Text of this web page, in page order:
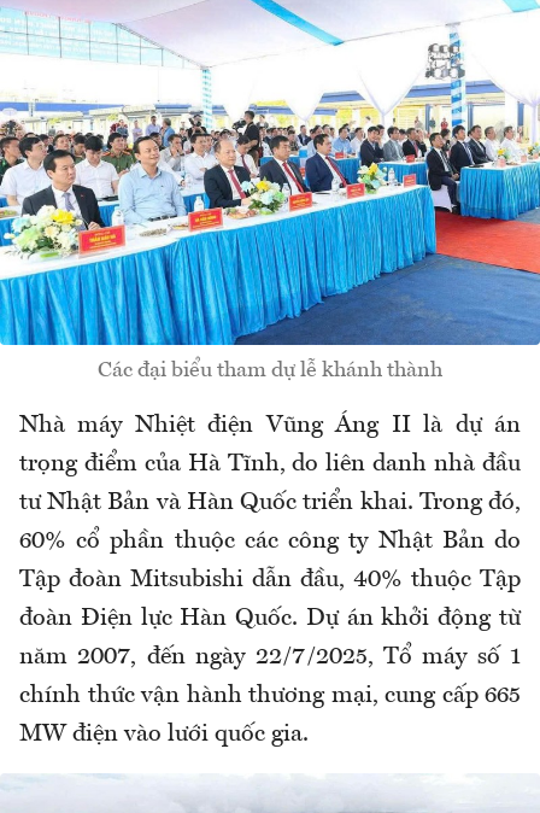
Các đại biểu tham dự lễ khánh thành
Nhà máy Nhiệt điện Vũng Áng II là dự án
trọng điểm của Hà Tĩnh, do liên danh nhà đầu
tư Nhật Bản và Hàn Quốc triển khai. Trong đó,
60% cổ phần thuộc các công ty Nhật Bản do
Tập đoàn Mitsubishi dẫn đầu, 40% thuộc Tập
đoàn Điện lực Hàn Quốc. Dự án khởi động từ
năm 2007, đến ngày 22/7/2025, Tổ máy số 1
chính thức vận hành thương mại, cung cấp 665
MW điện vào lưới quốc gia.